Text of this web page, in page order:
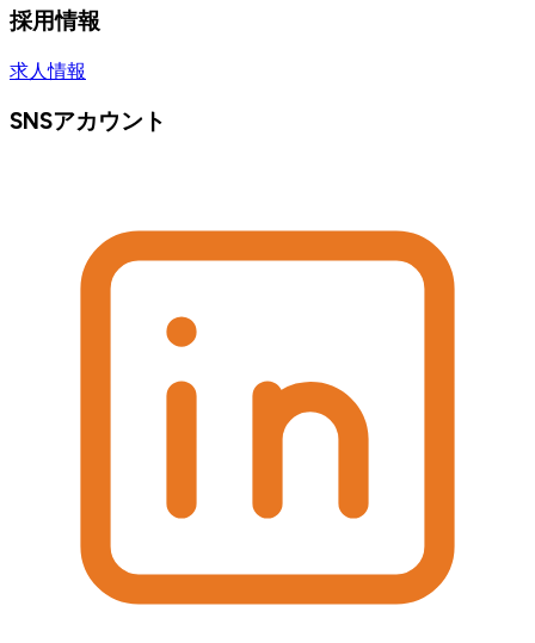
採用情報
求人情報
SNSアカウント